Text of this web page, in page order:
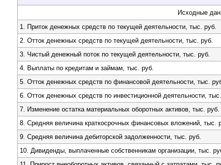
Исходные
1. Приток денежных средств по текущей деятельности, тыс. руб.
2. Отток денежных средств по текущей деятельности, тыс. руб.
3. Чистый денежный поток по текущей деятельности, тыс. руб.
4. Выплаты по кредитам и займам, тыс. руб.
5. Отток денежных средств по финансовой деятельности, тыс.
6. Отток денежных средств по инвестиционной деятельности,
7. Изменение остатка материальных оборотных активов, тыс. руб.
8. Средняя величина краткосрочных финансовых вложений, тыс.
9. Средняя величина дебиторской задолженности, тыс. руб.
10. Дивиденды, выплаченные собственникам организации, тыс.